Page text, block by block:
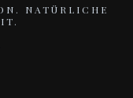
NATÜRLICHE